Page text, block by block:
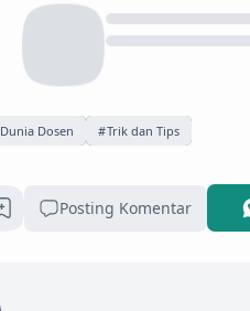
Dunia Dosen Trik dan Tips
Posting Komentar